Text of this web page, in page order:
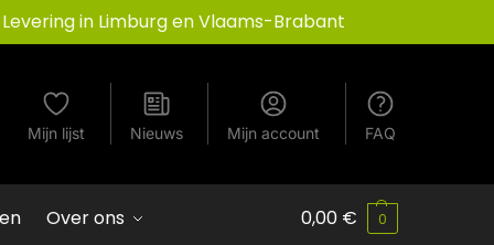
Levering in Limburg en Vlaams-Brabant
Mijn lijst Nieuws Mijn account FAQ
Over ons 0,00 € 0